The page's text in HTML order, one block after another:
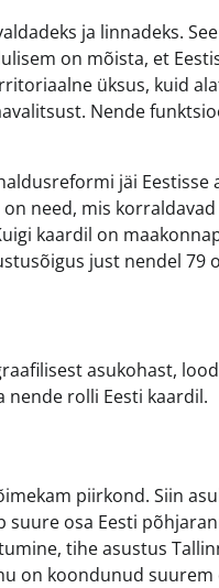
ja linnadeks.
on mõista, et
üksus, kuid
Nende
jäi Eestisse
need, mis
kaardil on
just nendel 79
asukohast,
rolli Eesti kaardil.
piirkond. Siin
osa Eesti
tihe asustus
on koondunud suurem